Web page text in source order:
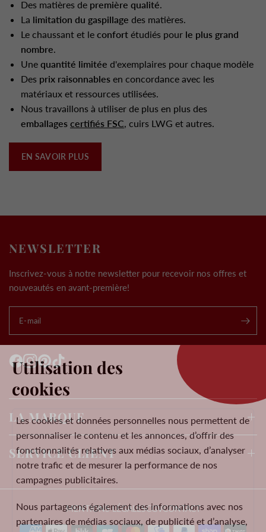
Des matières de première qualité.
La limitation du gaspillage des matières.
Le chaussant et le confort étudiés pour le plus grand
nombre.
Une quantité limitée d'exemplaires pour chaque modèle
Des prix raisonnables en concordance avec les
matériaux et ressources utilisées.
Nous travaillons à utiliser de plus en plus des
emballages certifiés FSC, cuirs LWG et autres.
EN SAVOIR PLUS
NEWSLETTER
Inscrivez-vous à notre newsletter pour recevoir nos offres et
nouveautés en avant-première!
E-mail
LA MARQUE
SERVICE CLIENT
MENTIONS LÉGALESCGVCONTACT
Utilisation des
cookies
Les cookies et données personnelles nous permettent de
personnaliser le contenu et les annonces, d’offrir des
fonctionnalités relatives aux médias sociaux, d’analyser
notre trafic et de mesurer la performance de nos
campagnes publicitaires.
Nous partageons également des informations avec nos
partenaires de médias sociaux, de publicité et d’analyse,